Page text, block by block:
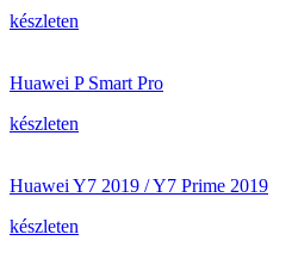
készleten
Huawei P Smart Pro
készleten
Huawei Y7 2019 / Y7 Prime 2019
készleten